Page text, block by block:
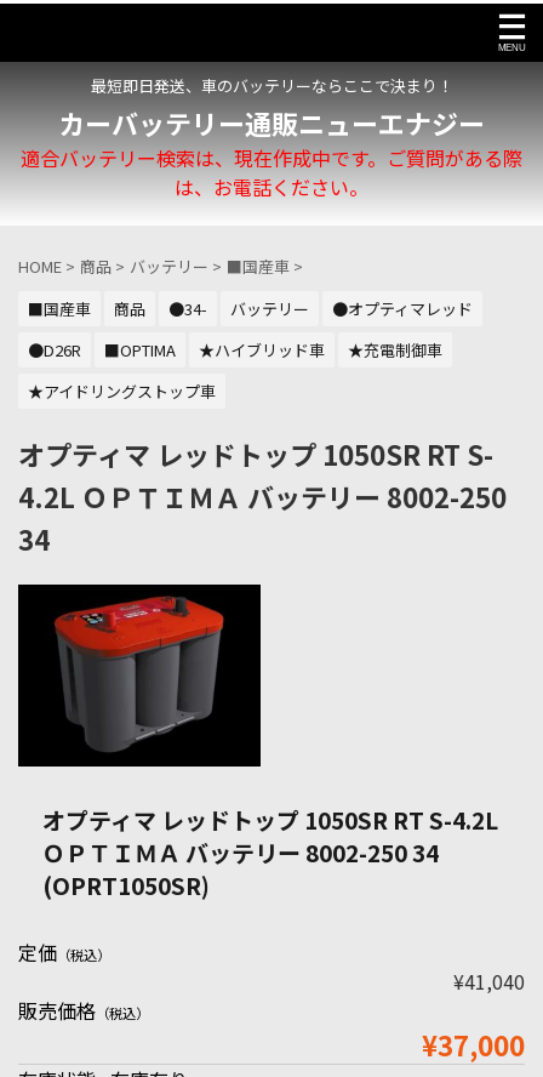
最短即日発送、車のバッテリーならここで決まり！
カーバッテリー通販ニューエナジー
適合バッテリー検索は、現在作成中です。ご質問がある際
は、お電話ください。
HOME > 商品 > バッテリー > ■国産車 >
■国産車
商品 ●34- バッテリー
●オプティマレッド
●D26R
■OPTIMA ★ハイブリッド車
★充電制御車
★アイドリングストップ車
オプティマ レッドトップ 1050SR RT S-
4.2L ＯＰＴＩＭＡ バッテリー 8002-250
34
オプティマ レッドトップ 1050SR RT S-4.2L
ＯＰＴＩＭＡ バッテリー 8002-250 34
(OPRT1050SR)
定価 （税込）
¥41,040
販売価格 （税込）
¥37,000